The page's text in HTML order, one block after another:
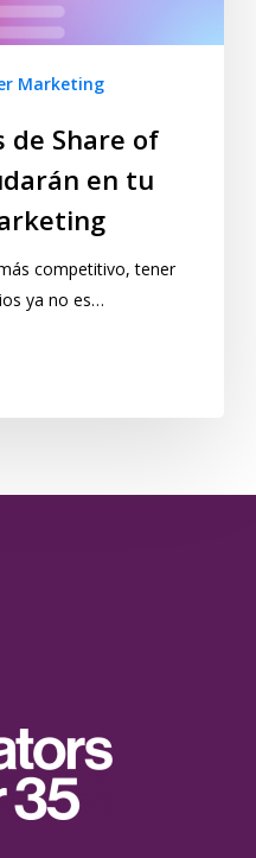
Marketing
de Share of
en tu
competitivo, tener
ya no es…